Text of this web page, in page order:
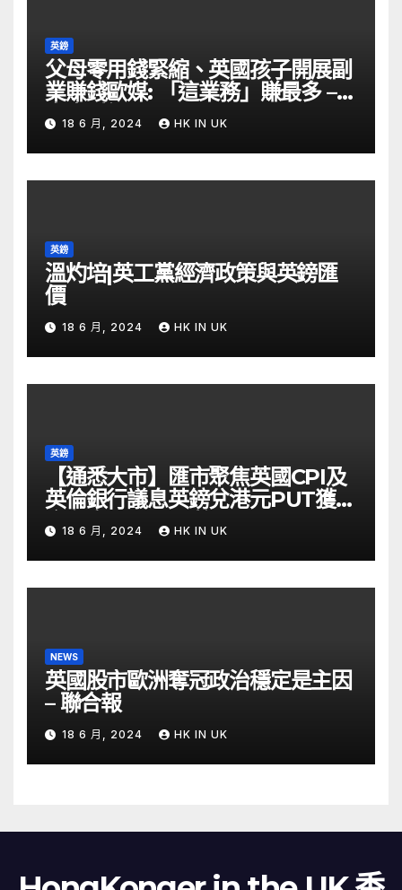
英鎊
父母零用錢緊縮、英國孩子開展副
業賺錢歐媒: 「這業務」賺最多 –
自由財經
18 6 月, 2024 HK IN UK
英鎊
溫灼培|英工黨經濟政策與英鎊匯
價
18 6 月, 2024 HK IN UK
英鎊
【通悉大市】匯市聚焦英國CPI及
英倫銀行議息英鎊兌港元PUT獲資
金留意 – Now 財經
18 6 月, 2024 HK IN UK
NEWS
英國股市歐洲奪冠政治穩定是主因
– 聯合報
18 6 月, 2024 HK IN UK